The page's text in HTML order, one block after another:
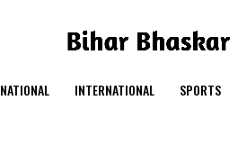
NATIONAL INTERNATIONAL SPORTS